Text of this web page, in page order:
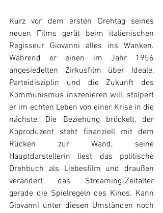
Kurz vor dem ersten Drehtag seines
neuen Films gerät beim italienischen
Regisseur Giovanni alles ins Wanken.
Während er einen im Jahr 1956
angesiedelten Zirkusfilm über Ideale,
Parteidisziplin und die Zukunft des
Kommunismus inszenieren will, stolpert
er im echten Leben von einer Krise in die
nächste: Die Beziehung bröckelt, der
Koproduzent steht finanziell mit dem
Rücken zur Wand, seine
Hauptdarstellerin liest das politische
Drehbuch als Liebesfilm und draußen
verändert das Streaming-Zeitalter
gerade die Spielregeln des Kinos. Kann
Giovanni unter diesen Umständen noch